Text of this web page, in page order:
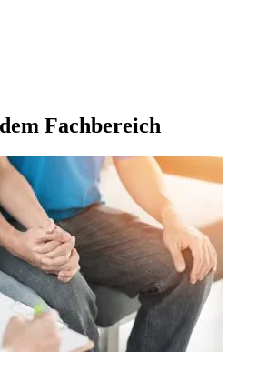
Fachbereich